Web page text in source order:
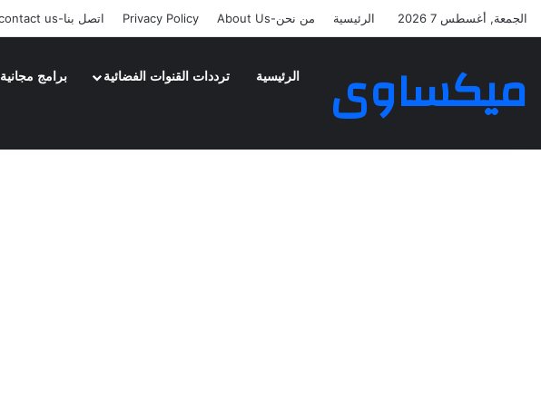
الجمعة, أغسطس 7 2026 الرئيسية من نحن-About Us Privacy Policy اتصل بنا-contact us
ميكساوى الرئيسية ترددات القنوات الفضائية برامج مجانية